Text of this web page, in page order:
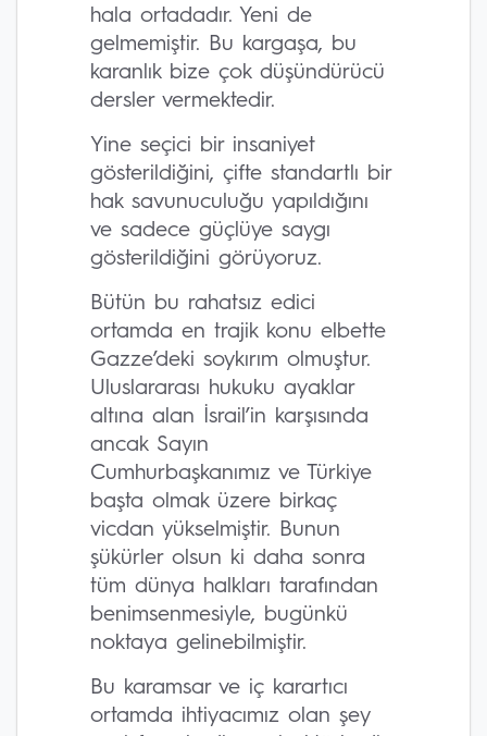
hala ortadadır. Yeni de
gelmemiştir. Bu kargaşa, bu
karanlık bize çok düşündürücü
dersler vermektedir.
Yine seçici bir insaniyet
gösterildiğini, çifte standartlı bir
hak savunuculuğu yapıldığını
ve sadece güçlüye saygı
gösterildiğini görüyoruz.
Bütün bu rahatsız edici
ortamda en trajik konu elbette
Gazze’deki soykırım olmuştur.
Uluslararası hukuku ayaklar
altına alan İsrail’in karşısında
ancak Sayın
Cumhurbaşkanımız ve Türkiye
başta olmak üzere birkaç
vicdan yükselmiştir. Bunun
şükürler olsun ki daha sonra
tüm dünya halkları tarafından
benimsenmesiyle, bugünkü
noktaya gelinebilmiştir.
Bu karamsar ve iç karartıcı
ortamda ihtiyacımız olan şey